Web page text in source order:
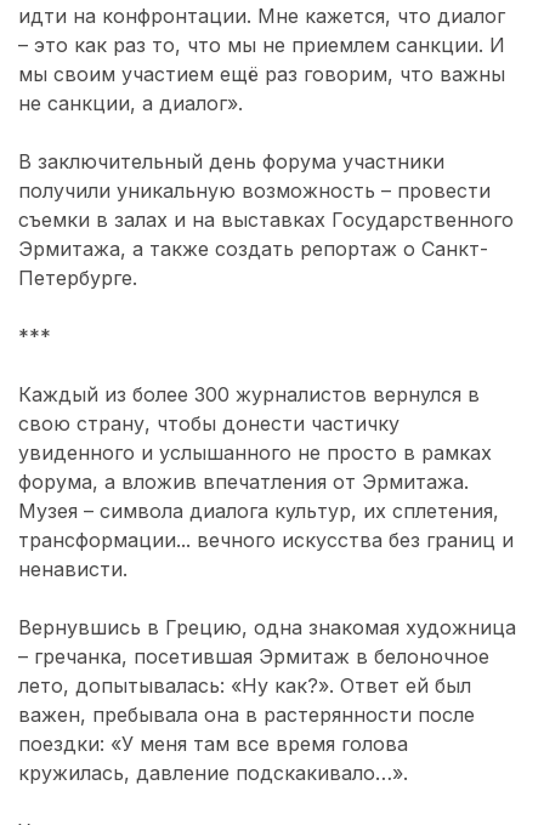
идти на конфронтации. Мне кажется, что диалог
– это как раз то, что мы не приемлем санкции. И
мы своим участием ещё раз говорим, что важны
не санкции, а диалог».
В заключительный день форума участники
получили уникальную возможность – провести
съемки в залах и на выставках Государственного
Эрмитажа, а также создать репортаж о Санкт-
Петербурге.
***
Каждый из более 300 журналистов вернулся в
свою страну, чтобы донести частичку
увиденного и услышанного не просто в рамках
форума, а вложив впечатления от Эрмитажа.
Музея – символа диалога культур, их сплетения,
трансформации... вечного искусства без границ и
ненависти.
Вернувшись в Грецию, одна знакомая художница
– гречанка, посетившая Эрмитаж в белоночное
лето, допытывалась: «Ну как?». Ответ ей был
важен, пребывала она в растерянности после
поездки: «У меня там все время голова
кружилась, давление подскакивало…».